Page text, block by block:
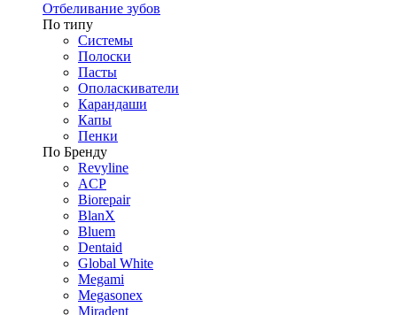
Отбеливание зубов
По типу
Системы
Полоски
Пасты
Ополаскиватели
Карандаши
Капы
Пенки
По Бренду
Revyline
ACP
Biorepair
BlanX
Bluem
Dentaid
Global White
Megami
Megasonex
Miradent